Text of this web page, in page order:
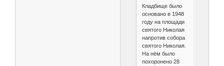
Кладбище было
основано в 1948
году на площади
святого Николая
напротив собора
святого Николая.
На нём было
похоронено 28